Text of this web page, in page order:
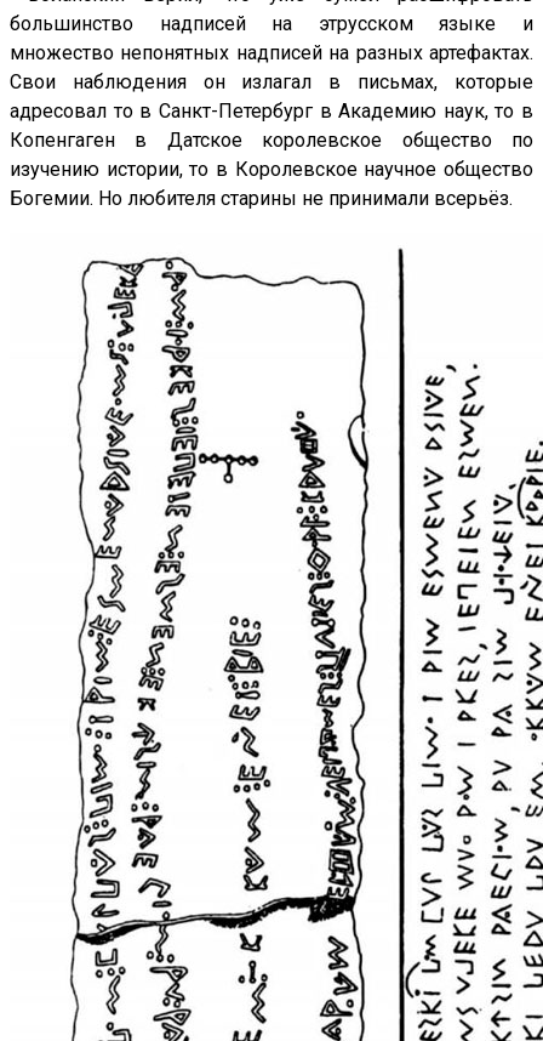
большинство надписей на этрусском языке и
множество непонятных надписей на разных артефактах.
Свои наблюдения он излагал в письмах, которые
адресовал то в Санкт-Петербург в Академию наук, то в
Копенгаген в Датское королевское общество по
изучению истории, то в Королевское научное общество
Богемии. Но любителя старины не принимали всерьёз.